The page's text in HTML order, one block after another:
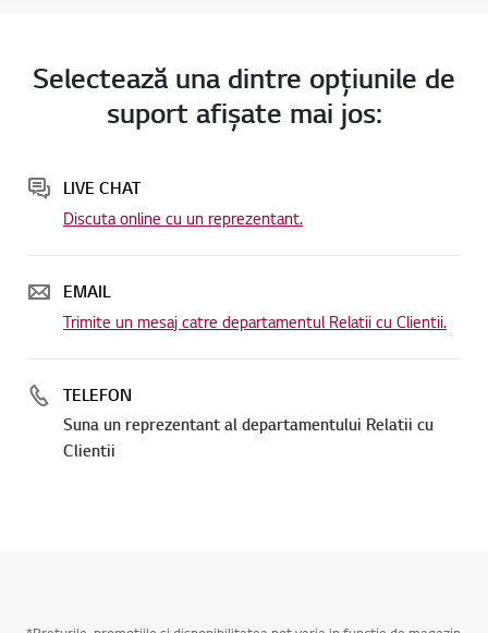
Selectează una dintre opţiunile de
suport afişate mai jos:
LIVE CHAT
Discuta online cu un reprezentant.
EMAIL
Trimite un mesaj catre departamentul Relatii cu Clientii.
TELEFON
Suna un reprezentant al departamentului Relatii cu
Clientii